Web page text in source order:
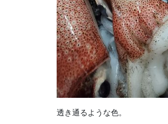
透き通るような色。